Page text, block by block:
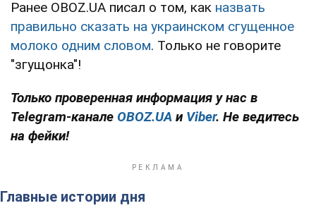
Ранее OBOZ.UA писал о том, как назвать
правильно сказать на украинском сгущенное
молоко одним словом. Только не говорите
"згущонка"!
Только проверенная информация у нас в
Telegram-канале OBOZ.UA и Viber. Не ведитесь
на фейки!
Главные истории дня